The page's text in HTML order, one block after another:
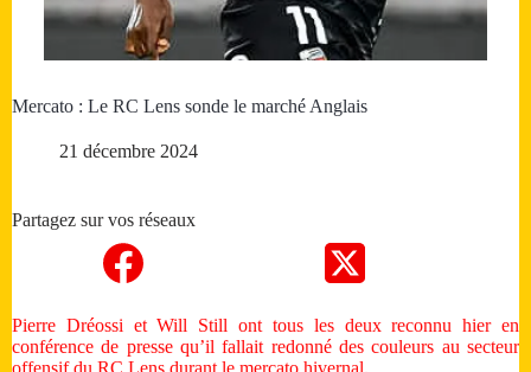
Mercato : Le RC Lens sonde le marché Anglais
21 décembre 2024
Partagez sur vos réseaux
Pierre Dréossi et Will Still ont tous les deux reconnu hier en
conférence de presse qu’il fallait redonné des couleurs au secteur